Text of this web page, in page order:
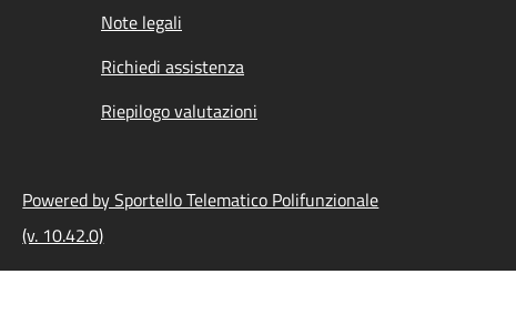
Note legali
Richiedi assistenza
Riepilogo valutazioni
Powered by Sportello Telematico Polifunzionale
(v. 10.42.0)